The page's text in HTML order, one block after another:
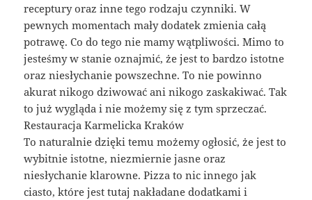
receptury oraz inne tego rodzaju czynniki. W
pewnych momentach mały dodatek zmienia całą
potrawę. Co do tego nie mamy wątpliwości. Mimo to
jesteśmy w stanie oznajmić, że jest to bardzo istotne
oraz niesłychanie powszechne. To nie powinno
akurat nikogo dziwować ani nikogo zaskakiwać. Tak
to już wygląda i nie możemy się z tym sprzeczać.
Restauracja Karmelicka Kraków
To naturalnie dzięki temu możemy ogłosić, że jest to
wybitnie istotne, niezmiernie jasne oraz
niesłychanie klarowne. Pizza to nic innego jak
ciasto, które jest tutaj nakładane dodatkami i